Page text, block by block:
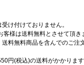
け付けておりません。
客様は送料無料とさせて頂き
料無料商品を含んでのご注
円(税込)の送料がかかりま